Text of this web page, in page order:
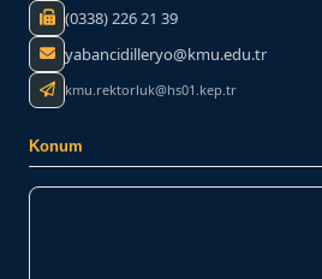
(0338) 226 21 39
yabancidilleryo@kmu.edu.tr
kmu.rektorluk@hs01.kep.tr
Konum